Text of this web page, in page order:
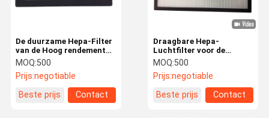
Draagbare Hepa-
Luchtfilter voor de
Poreusheidsoem van de
Luchtzuiveringsinstallatie
0.3um ODM
MOQ:500
Prijs:negotiable
Beste prijs
Contact
De duurzame Hepa-Filter
van de Hoog rendement
Corpusculaire Lucht voor
Schone Zaal OEM ODM
MOQ:500
Prijs:negotiable
Beste prijs
Contact